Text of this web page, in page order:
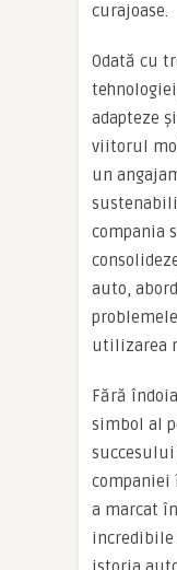
curajoase.
Odată cu
adapteze
viitorul
un
compania
auto,
utilizarea
Fără
simbol al
companiei
a marcat
incredibile